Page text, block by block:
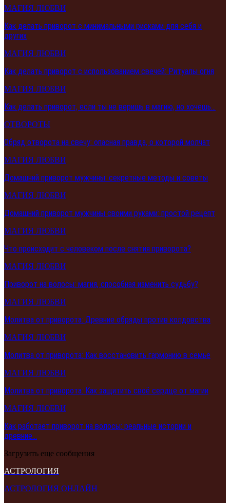
МАГИЯ ЛЮБВИ
Как делать приворот с минимальными рисками для себя и
других
МАГИЯ ЛЮБВИ
Как делать приворот с использованием свечей: Ритуалы огня
МАГИЯ ЛЮБВИ
Как делать приворот, если ты не веришь в магию, но хочешь…
ОТВОРОТЫ
Обряд отворота на свечу: опасная правда, о которой молчат
МАГИЯ ЛЮБВИ
Домашний приворот мужчины: секретные методы и советы
МАГИЯ ЛЮБВИ
Домашний приворот мужчины своими руками: простой рецепт
МАГИЯ ЛЮБВИ
Что происходит с человеком после снятия приворота?
МАГИЯ ЛЮБВИ
Приворот на волосы: магия, способная изменить судьбу?
МАГИЯ ЛЮБВИ
Молитва от приворота: Древние обряды против колдовства
МАГИЯ ЛЮБВИ
Молитва от приворота: Как восстановить гармонию в семье
МАГИЯ ЛЮБВИ
Молитва от приворота: Как защитить своё сердце от магии
МАГИЯ ЛЮБВИ
Как работает приворот на волосы: реальные истории и
древние…
Загрузить еще сообщения
АСТРОЛОГИЯ
АСТРОЛОГИЯ ОНЛАЙН